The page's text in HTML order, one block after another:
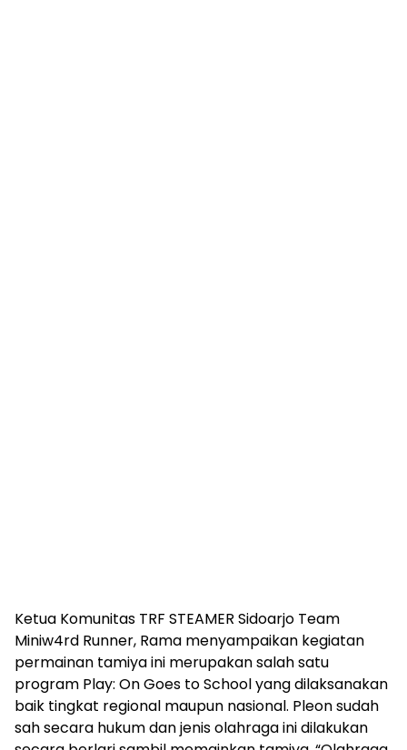
Ketua Komunitas TRF STEAMER Sidoarjo Team
Miniw4rd Runner, Rama menyampaikan kegiatan
permainan tamiya ini merupakan salah satu
program Play: On Goes to School yang dilaksanakan
baik tingkat regional maupun nasional. Pleon sudah
sah secara hukum dan jenis olahraga ini dilakukan